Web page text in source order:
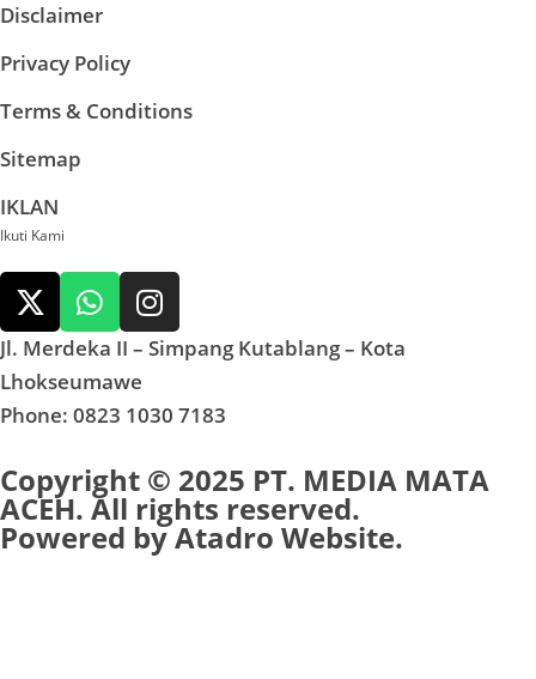
Disclaimer
Privacy Policy
Terms & Conditions
Sitemap
IKLAN
Ikuti Kami
Jl. Merdeka II – Simpang Kutablang – Kota
Lhokseumawe
Phone: 0823 1030 7183
Copyright © 2025 PT. MEDIA MATA
ACEH. All rights reserved.
Powered byAtadro Website.